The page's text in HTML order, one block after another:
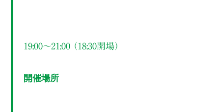
19:00～21:00 （18:30開場）
開催場所